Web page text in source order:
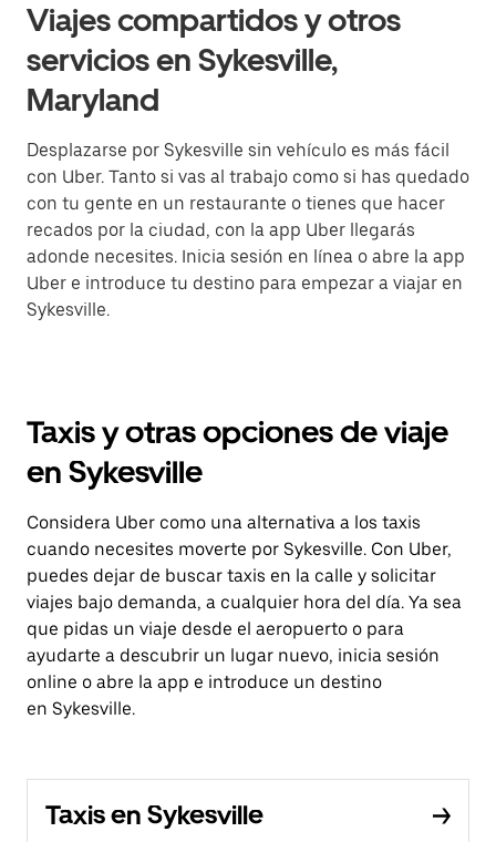
Viajes compartidos y otros
servicios en Sykesville,
Maryland
Desplazarse por Sykesville sin vehículo es más fácil
con Uber. Tanto si vas al trabajo como si has quedado
con tu gente en un restaurante o tienes que hacer
recados por la ciudad, con la app Uber llegarás
adonde necesites. Inicia sesión en línea o abre la app
Uber e introduce tu destino para empezar a viajar en
Sykesville.
Taxis y otras opciones de viaje
en Sykesville
Considera Uber como una alternativa a los taxis
cuando necesites moverte por Sykesville. Con Uber,
puedes dejar de buscar taxis en la calle y solicitar
viajes bajo demanda, a cualquier hora del día. Ya sea
que pidas un viaje desde el aeropuerto o para
ayudarte a descubrir un lugar nuevo, inicia sesión
online o abre la app e introduce un destino
en Sykesville.
Taxis en Sykesville